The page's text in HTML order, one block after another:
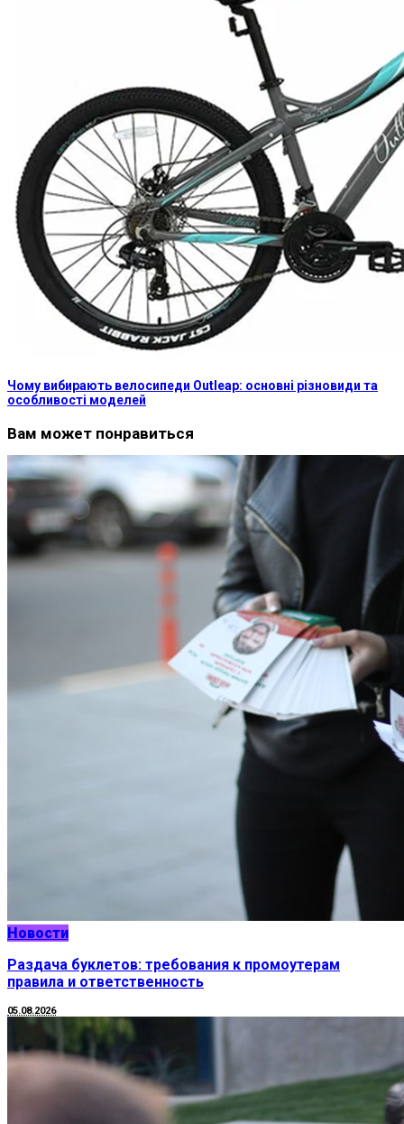
Чому вибирають велосипеди Outleap: основні різновиди та
особливості моделей
Вам может понравиться
Новости
Раздача буклетов: требования к промоутерам
правила и ответственность
05.08.2026